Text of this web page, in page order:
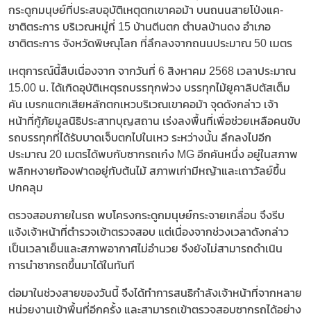
กระดูกมนุษย์ที่ประสบอุบัติเหตุตกเขาคอม้า บนถนนสายโป่งแค-
ชาติตระการ บริเวณหมู่ที่ 15 บ้านตีนตก ตำบลบ้านดง อำเภอ
ชาติตระการ จังหวัดพิษณุโลก ที่ลึกลงจากถนนประมาณ 50 เมตร
เหตุการณ์นี้สืบเนื่องจาก จากวันที่ 6 สิงหาคม 2568 เวลาประมาณ
15.00 น. ได้เกิดอุบัติเหตุรถบรรทุกพ่วง บรรทุกไม้ยูคาลิปตัสเต็ม
คัน เบรกแตกเสียหลักตกเหวบริเวณเขาคอม้า จุดดังกล่าว เจ้า
หน้าที่กู้ภัยมูลนิธิประสาทบุญสถาน เร่งลงพื้นที่เพื่อช่วยเหลือคนขับ
รถบรรทุกที่ได้รับบาดเจ็บตกไปในเหว ระหว่างนั้น ลึกลงไปอีก
ประมาณ 20 เมตรได้พบกับซากรถเก๋ง MG อีกคันหนึ่ง อยู่ในสภาพ
พลิกหงายท้องฟาดอยู่กับต้นไม้ สภาพเก่ามีหญ้าและเถาวัลย์ขึ้น
ปกคลุม
ตรวจสอบภายในรถ พบโครงกระดูกมนุษย์กระจายเกลื่อน จึงรีบ
แจ้งเจ้าหน้าที่ตำรวจเข้าตรวจสอบ แต่เนื่องจากช่วงเวลาดังกล่าว
เป็นเวลาเย็นและสภาพอากาศไม่อำนวย จึงยังไม่สามารถดำเนิน
การนำซากรถขึ้นมาได้ในทันที
ต่อมาในช่วงสายของวันนี้ จึงได้ทำการสนธิกำลังเจ้าหน้าที่จากหลาย
หน่วยงานเข้าพื้นที่อีกครั้ง และสามารถเข้าตรวจสอบซากรถได้อย่าง